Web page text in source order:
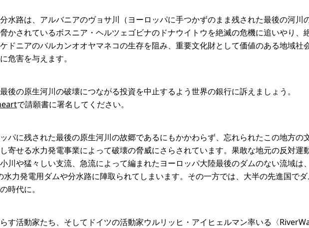
水路は、アルバニアのヴョサ川（ヨーロッパに手つかずのまま残された最後の河川
かされているボスニア・ヘルツェゴビナのドナウイトウを絶滅の危機に追いやり、
ドニアのバルカンオオヤマネコの生存を阻み、重要文化財として価値のある地域社
危害を与えます。
後の原生河川の破壊につながる投資を中止するよう世界の銀行に訴えましょう。
で請願書に署名してください。
パに残された最後の原生河川の故郷であるにもかかわらず、忘れられたこの地方の
寄せる水力発電事業によって破壊の脅威にさらされています。果敢な地元の反対運
川や猛々しい支流、急流によって編まれたヨーロッパ大陸最後のダムのない流域は
水力発電用ダムや分水路に陣取られてしまいます。その一方では、大半の先進国で
時代に。
す活動家たち、そしてドイツの活動家ウルリッヒ・アイヒェルマン率いる〈